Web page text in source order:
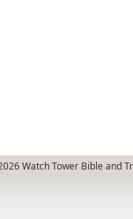
Watch Tower Bible and